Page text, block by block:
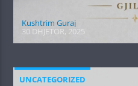
Kushtrim Guraj
30 DHJETOR, 2025
UNCATEGORIZED